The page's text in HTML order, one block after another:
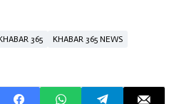
365
KHABAR 365 NEWS